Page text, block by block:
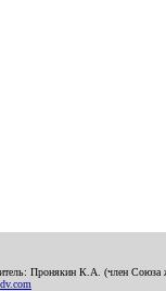
Пронякин К.А. (член